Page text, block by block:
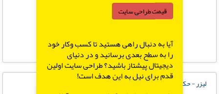
لیزر - حکاکی - گلدوزی
قیمت طراحی سایت
آیا به دنبال راهی هستید تا کسب وکار خود
را به سطح بعدی برسانید و در دنیای
دیجیتال پیشتاز باشید؟ طراحی سایت اولین
قدم برای نیل به این هدف است!